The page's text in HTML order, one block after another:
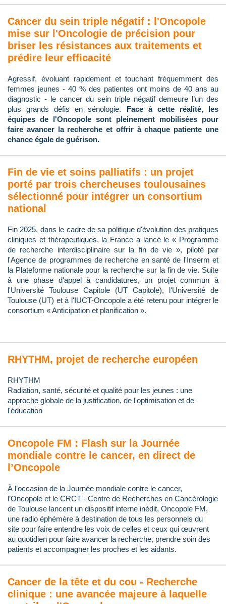
Cancer du sein triple négatif : l'Oncopole
mise sur l'Oncologie de précision pour
briser les résistances aux traitements et
prédire leur efficacité
Agressif, évoluant rapidement et touchant fréquemment des
femmes jeunes - 40 % des patientes ont moins de 40 ans au
diagnostic - le cancer du sein triple négatif demeure l’un des
plus grands défis en sénologie. Face à cette réalité, les
équipes de l'Oncopole sont pleinement mobilisées pour
faire avancer la recherche et offrir à chaque patiente une
chance égale de guérison.
Fin de vie et soins palliatifs : un projet
porté par trois chercheuses toulousaines
sélectionné pour intégrer un consortium
national
Fin 2025, dans le cadre de sa politique d'évolution des pratiques
cliniques et thérapeutiques, la France a lancé le « Programme
de recherche interdisciplinaire sur la fin de vie », piloté par
l'Agence de programmes de recherche en santé de l'Inserm et
la Plateforme nationale pour la recherche sur la fin de vie. Suite
à une phase d'appel à candidatures, un projet commun à
l'Université Toulouse Capitole (UT Capitole), l'Université de
Toulouse (UT) et à l'IUCT-Oncopole a été retenu pour intégrer le
consortium « Anticipation et planification ».
RHYTHM, projet de recherche européen
RHYTHM
Radiation, santé, sécurité et qualité pour les jeunes : une
approche globale de la justification, de l'optimisation et de
l'éducation
Oncopole FM : Flash sur la Journée
mondiale contre le cancer, en direct de
l’Oncopole
À l’occasion de la Journée mondiale contre le cancer,
l’Oncopole et le CRCT - Centre de Recherches en Cancérologie
de Toulouse lancent un dispositif interne inédit, Oncopole FM,
une radio éphémère à destination de tous les personnels du
site pour faire entendre les voix de celles et ceux qui œuvrent
au quotidien pour faire avancer la recherche, prendre soin des
patients et accompagner les proches et les aidants.
Cancer de la tête et du cou - Recherche
clinique : une avancée majeure à laquelle